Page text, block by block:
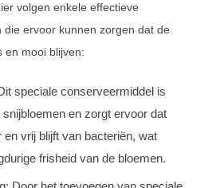
volgen enkele effectieve
die ervoor kunnen zorgen dat de
en mooi blijven:
speciale conserveermiddel is
en zorgt ervoor dat
en vrij blijft van bacteriën, wat
frisheid van de bloemen.